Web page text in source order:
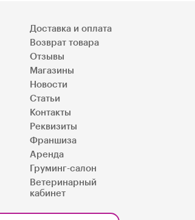
Доставка и оплата
Возврат товара
Отзывы
Магазины
Новости
Статьи
Контакты
Реквизиты
Франшиза
Аренда
Груминг-салон
Ветеринарный
кабинет